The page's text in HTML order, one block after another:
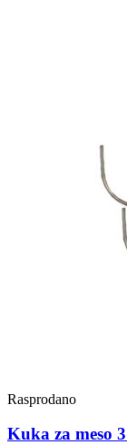
Rasprodano
Kuka za meso